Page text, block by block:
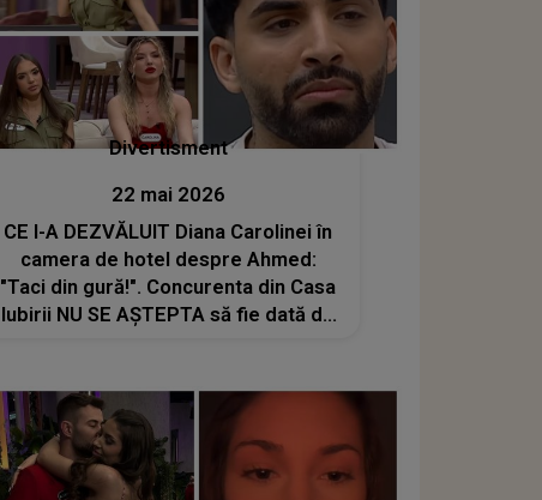
Divertisment
22 mai 2026
CE I-A DEZVĂLUIT Diana Carolinei în
camera de hotel despre Ahmed:
"Taci din gură!". Concurenta din Casa
Iubirii NU SE AȘTEPTA să fie dată de